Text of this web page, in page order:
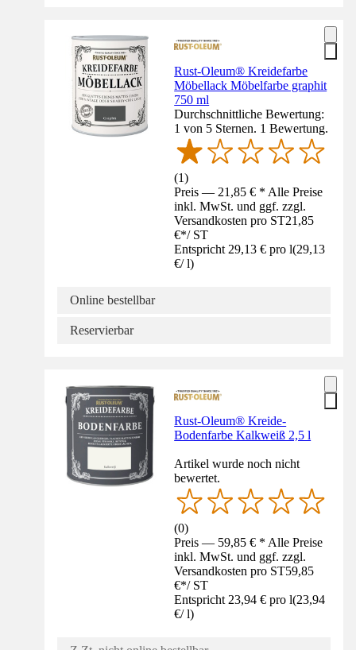
Rust-Oleum® Kreidefarbe
Möbellack Möbelfarbe graphit
750 ml
Durchschnittliche Bewertung:
1 von 5 Sternen. 1 Bewertung.
(1)
Preis — 21,85 € * Alle Preise
inkl. MwSt. und ggf. zzgl.
Versandkosten pro ST21,85
€*/ ST
Entspricht 29,13 € pro l(29,13
€/ l)
Online bestellbar
Reservierbar
Rust-Oleum® Kreide-
Bodenfarbe Kalkweiß 2,5 l
Artikel wurde noch nicht
bewertet.
(0)
Preis — 59,85 € * Alle Preise
inkl. MwSt. und ggf. zzgl.
Versandkosten pro ST59,85
€*/ ST
Entspricht 23,94 € pro l(23,94
€/ l)